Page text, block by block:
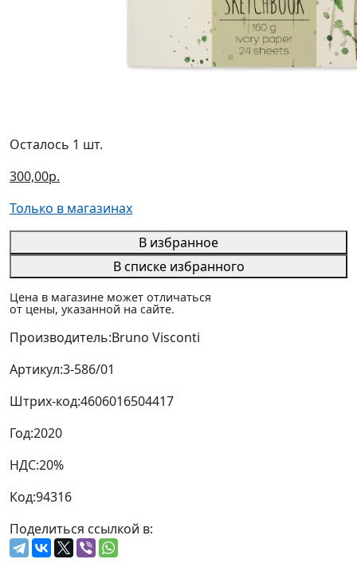
Осталось 1 шт.
300,00р.
Только в магазинах
В избранное
В списке избранного
Цена в магазине может отличаться
от цены, указанной на сайте.
Производитель:Bruno Visconti
Артикул:3-586/01
Штрих-код:4606016504417
Год:2020
НДС:20%
Код:94316
Поделиться ссылкой в: